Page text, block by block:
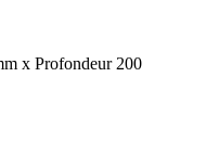
x Profondeur 200